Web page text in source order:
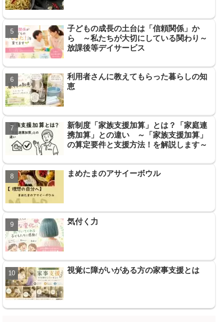
子どもの成長の土台は「信頼関係」か
ら ～私たちが大切にしている関わり～
放課後等デイサービス
利用者さんに教えてもらった暮らしの知
恵
新制度「家族支援加算」とは？「家庭連
携加算」との違い ～「家族支援加算」
の算定要件と支援方法！を解説します～
まめたまのアサイーボウル
気付く力
視覚に障がいがある方の家事支援とは